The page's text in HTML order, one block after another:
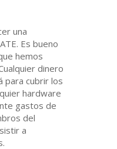
una
. Es bueno
hemos
dinero
para cubrir los
hardware
gastos de
del
a